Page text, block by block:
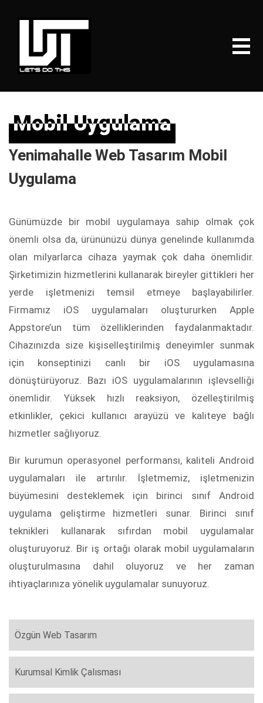
Mobil Uygulama
Mobil Uygulama
Yenimahalle Web Tasarım Mobil
Uygulama
Günümüzde bir mobil uygulamaya sahip olmak çok
önemli olsa da, ürününüzü dünya genelinde kullanımda
olan milyarlarca cihaza yaymak çok daha önemlidir.
Şirketimizin hizmetlerini kullanarak bireyler gittikleri her
yerde işletmenizi temsil etmeye başlayabilirler.
Firmamız iOS uygulamaları oluştururken Apple
Appstore’un tüm özelliklerinden faydalanmaktadır.
Cihazınızda size kişiselleştirilmiş deneyimler sunmak
için konseptinizi canlı bir iOS uygulamasına
dönüştürüyoruz. Bazı iOS uygulamalarının işlevselliği
önemlidir. Yüksek hızlı reaksiyon, özelleştirilmiş
etkinlikler, çekici kullanıcı arayüzü ve kaliteye bağlı
hizmetler sağlıyoruz.
Bir kurumun operasyonel performansı, kaliteli Android
uygulamaları ile artırılır. İşletmemiz, işletmenizin
büyümesini desteklemek için birinci sınıf Android
uygulama geliştirme hizmetleri sunar. Birinci sınıf
teknikleri kullanarak sıfırdan mobil uygulamalar
oluşturuyoruz. Bir iş ortağı olarak mobil uygulamaların
oluşturulmasına dahil oluyoruz ve her zaman
ihtiyaçlarınıza yönelik uygulamalar sunuyoruz.
Özgün Web Tasarım
Kurumsal Kimlik Çalısması